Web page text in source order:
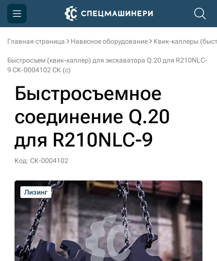
Главная страница Навесное оборудование Квик-каплеры
Быстросъем (квик-каплер) для экскаватора Q.20 для R210NLC-
9 СК-0004102 СК (c)
Быстросъемное
соединение Q.20
для R210NLC-9
Код: СК-0004102
Лизинг
Компания
Акции
Доставка и оплата
3D тур по производству
sksale@skdst.ru
+7 (499) 394-50-93